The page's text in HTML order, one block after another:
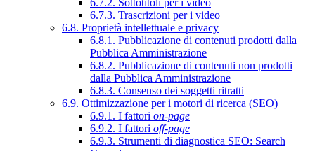
6.7.3. Trascrizioni per i video
6.8. Proprietà intellettuale e privacy
6.8.1. Pubblicazione di contenuti prodotti dalla
Pubblica Amministrazione
6.8.2. Pubblicazione di contenuti non prodotti
dalla Pubblica Amministrazione
6.8.3. Consenso dei soggetti ritratti
6.9. Ottimizzazione per i motori di ricerca (SEO)
6.9.1. I fattori on-page
6.9.2. I fattori off-page
6.9.3. Strumenti di diagnostica SEO: Search